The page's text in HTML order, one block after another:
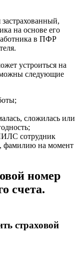
застрахованный,
на основе его
в ПФР
устроиться на
следующие
сложилась или
сотрудник
фамилию на момент
номер
счета.
страховой